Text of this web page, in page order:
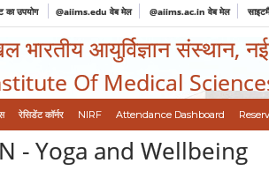
का उपयोग @aiims.edu वेब मेल @aiims.ac.in वेब मेल
भारतीय आयुर्विज्ञान संस्थान,
Of Medical
रेसिडेंट कॉर्नर NIRF Attendance Dashboard
- Yoga and Wellbeing